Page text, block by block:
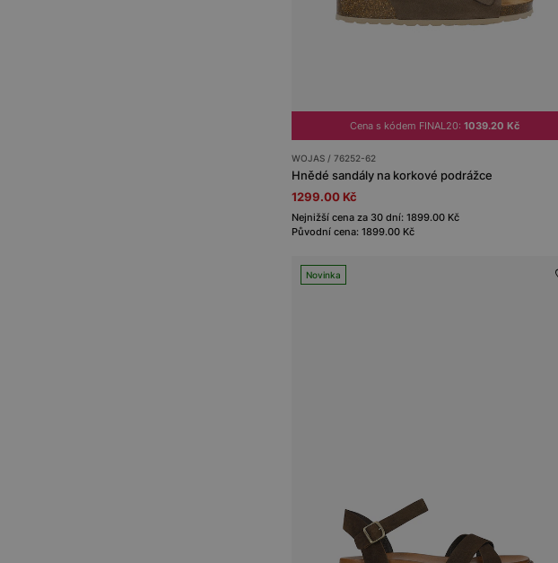
Cena s kódem FINAL20: 1039.20 Kč
WOJAS / 76252-62
Hnědé sandály na korkové podrážce
1299.00 Kč
Nejnižší cena za 30 dní: 1899.00 Kč
Původní cena: 1899.00 Kč
Novinka